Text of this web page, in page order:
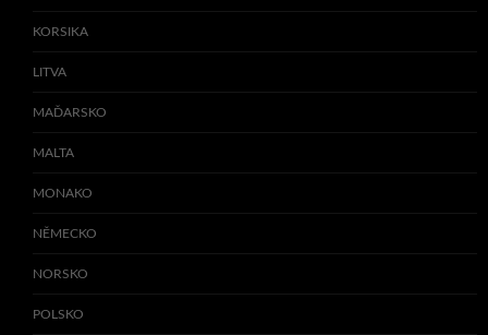
KORSIKA
LITVA
MAĎARSKO
MALTA
MONAKO
NĚMECKO
NORSKO
POLSKO